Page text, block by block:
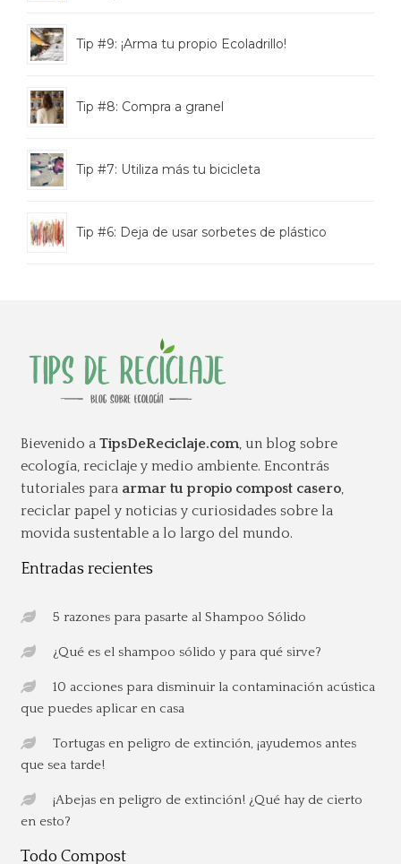
Tip #9: ¡Arma tu propio Ecoladrillo!
Tip #8: Compra a granel
Tip #7: Utiliza más tu bicicleta
Tip #6: Deja de usar sorbetes de plástico
Bievenido a TipsDeReciclaje.com, un blog sobre
ecología, reciclaje y medio ambiente. Encontrás
tutoriales para armar tu propio compost casero,
reciclar papel y noticias y curiosidades sobre la
movida sustentable a lo largo del mundo.
Entradas recientes
5 razones para pasarte al Shampoo Sólido
¿Qué es el shampoo sólido y para qué sirve?
10 acciones para disminuir la contaminación acústica
que puedes aplicar en casa
Tortugas en peligro de extinción, ¡ayudemos antes
que sea tarde!
¡Abejas en peligro de extinción! ¿Qué hay de cierto
en esto?
Todo Compost